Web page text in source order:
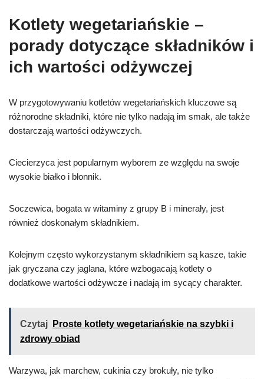
Kotlety wegetariańskie –
porady dotyczące składników i
ich wartości odżywczej
W przygotowywaniu kotletów wegetariańskich kluczowe są
różnorodne składniki, które nie tylko nadają im smak, ale także
dostarczają wartości odżywczych.
Ciecierzyca jest popularnym wyborem ze względu na swoje
wysokie białko i błonnik.
Soczewica, bogata w witaminy z grupy B i minerały, jest
również doskonałym składnikiem.
Kolejnym często wykorzystanym składnikiem są kasze, takie
jak gryczana czy jaglana, które wzbogacają kotlety o
dodatkowe wartości odżywcze i nadają im sycący charakter.
Czytaj
Proste kotlety wegetariańskie na szybki i
zdrowy obiad
Warzywa, jak marchew, cukinia czy brokuły, nie tylko